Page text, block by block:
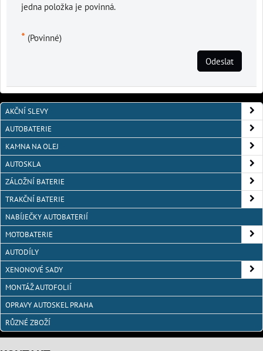
jedna položka je povinná.
* (Povinné)
Odeslat
AKČNÍ SLEVY
AUTOBATERIE
KAMNA NA OLEJ
AUTOSKLA
ZÁLOŽNÍ BATERIE
TRAKČNÍ BATERIE
NABÍJEČKY AUTOBATERIÍ
MOTOBATERIE
AUTODÍLY
XENONOVÉ SADY
MONTÁŽ AUTOFOLIÍ
OPRAVY AUTOSKEL PRAHA
RŮZNÉ ZBOŽÍ